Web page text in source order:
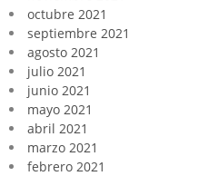
octubre 2021
septiembre 2021
agosto 2021
julio 2021
junio 2021
mayo 2021
abril 2021
marzo 2021
febrero 2021